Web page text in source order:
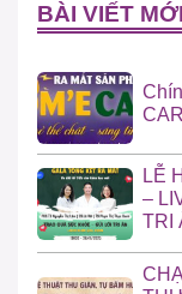
BÀI VIẾT
LỄ
–
TRI